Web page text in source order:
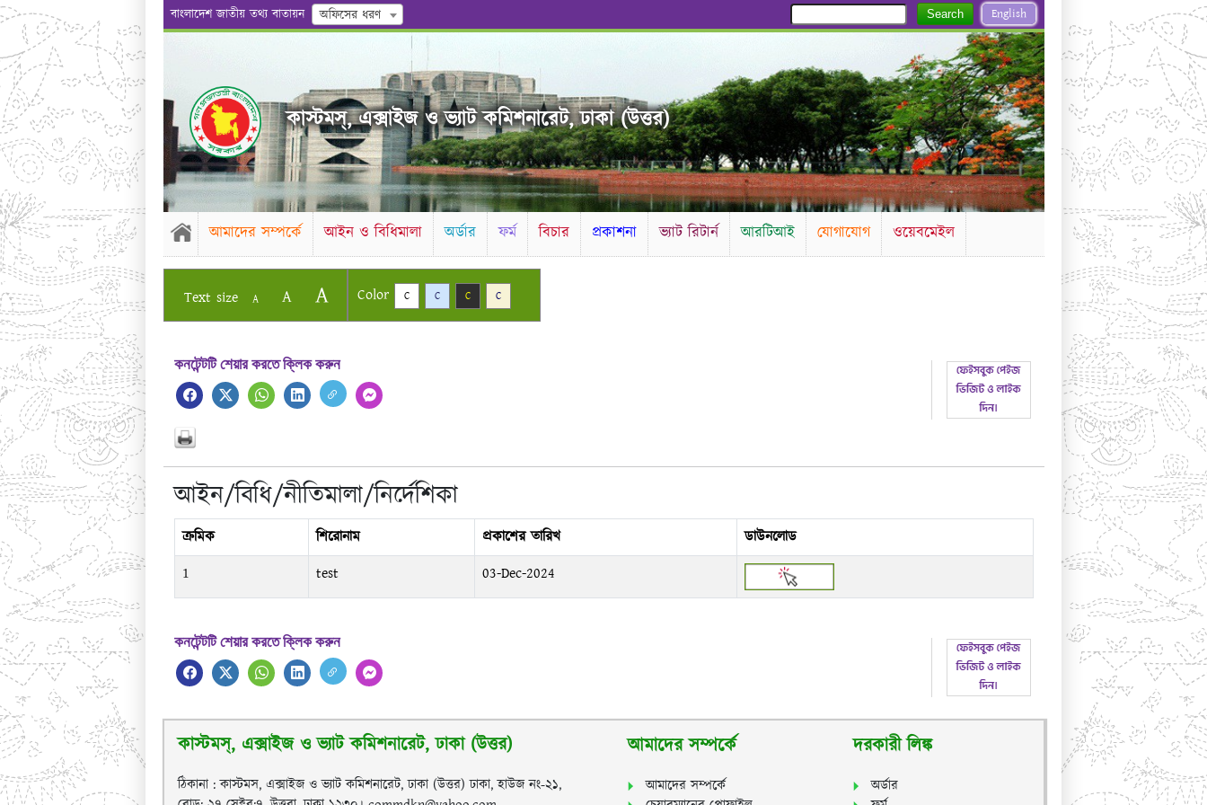
বাংলাদেশ জাতীয় তথ্য বাতায়ন অফিসের ধরণ English
Search
কাস্টমস্, এক্সাইজ ও ভ্যাট কমিশনারেট, ঢাকা (উত্তর)
আমাদের সম্পর্কে আইন ও বিধিমালা অর্ডার ফর্ম বিচার প্রকাশনা ভ্যাট রিটার্ন আরটিআই যোগাযোগ ওয়েবমেইল
Text size A A A Color C C C C
কনটেন্টটি শেয়ার করতে ক্লিক করুন
আইন/বিধি/নীতিমালা/নির্দেশিকা
ক্রমিক শিরোনাম প্রকাশের তারিখ
ডাউনলোড
1
test 03-Dec-2024
কনটেন্টটি শেয়ার করতে ক্লিক করুন
কাস্টমস্, এক্সাইজ ও ভ্যাট কমিশনারেট, ঢাকা (উত্তর)
ঠিকানা : কাস্টমস, এক্সাইজ ও ভ্যাট কমিশনারেট, ঢাকা (উত্তর) ঢাকা, হাউজ নং-২১,
আমাদের সম্পর্কে
আমাদের সম্পর্কে
দরকারী লিঙ্ক
অর্ডার